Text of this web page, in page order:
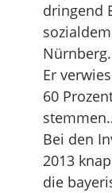
dringend
Er
60
Bei den
2013
die